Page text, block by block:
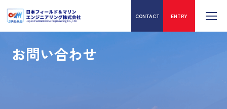
日本フィールド＆マリンエン
CONTACT ENTRY
お問い合わせ